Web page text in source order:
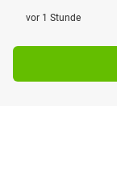
vor 1 Stunde